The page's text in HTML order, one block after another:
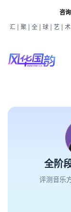
咨
汇|聚|全|球|艺|
全阶
评测音乐